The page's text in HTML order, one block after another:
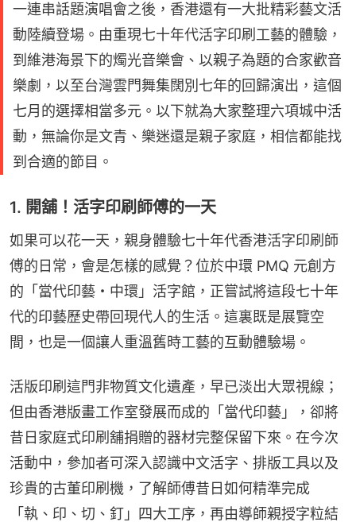
一連串話題演唱會之後，香港還有一大批精彩藝文活
動陸續登場。由重現七十年代活字印刷工藝的體驗，
到維港海景下的燭光音樂會、以親子為題的合家歡音
樂劇，以至台灣雲門舞集闊別七年的回歸演出，這個
七月的選擇相當多元。以下就為大家整理六項城中活
動，無論你是文青、樂迷還是親子家庭，相信都能找
到合適的節目。
1. 開舖！活字印刷師傅的一天
如果可以花一天，親身體驗七十年代香港活字印刷師
傅的日常，會是怎樣的感覺？位於中環 PMQ 元創方
的「當代印藝・中環」活字館，正嘗試將這段七十年
代的印藝歷史帶回現代人的生活。這裏既是展覽空
間，也是一個讓人重溫舊時工藝的互動體驗場。
活版印刷這門非物質文化遺產，早已淡出大眾視線；
但由香港版畫工作室發展而成的「當代印藝」，卻將
昔日家庭式印刷舖捐贈的器材完整保留下來。在今次
活動中，參加者可深入認識中文活字、排版工具以及
珍貴的古董印刷機，了解師傅昔日如何精準完成
「執、印、切、釘」四大工序，再由導師親授字粒結